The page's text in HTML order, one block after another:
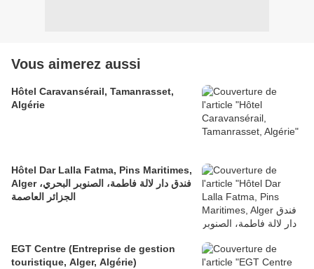
Vous aimerez aussi
Hôtel Caravansérail, Tamanrasset,
Algérie
Hôtel Dar Lalla Fatma, Pins Maritimes,
Alger فندق دار لالة فاطمة، الصنوبر البحري،
الجزائر العاصمة
EGT Centre (Entreprise de gestion
touristique, Alger, Algérie)